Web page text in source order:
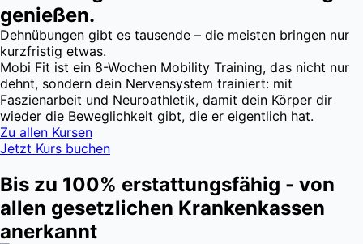
genießen.
Dehnübungen gibt es tausende – die meisten bringen nur
kurzfristig etwas.
Mobi Fit ist ein 8-Wochen Mobility Training, das nicht nur
dehnt, sondern dein Nervensystem trainiert: mit
Faszienarbeit und Neuroathletik, damit dein Körper dir
wieder die Beweglichkeit gibt, die er eigentlich hat.
Zu allen Kursen
Jetzt Kurs buchen
Bis zu 100% erstattungsfähig - von
allen gesetzlichen Krankenkassen
anerkannt